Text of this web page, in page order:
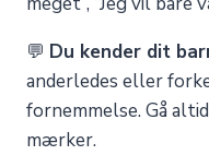
💬 Du kender dit
anderledes eller
fornemmelse. Gå
mærker.